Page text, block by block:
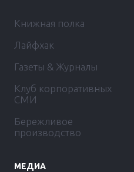
Книжная полка
Лайфхак
Газеты & Журналы
Клуб корпоративных
СМИ
Бережливое
производство
МЕДИА